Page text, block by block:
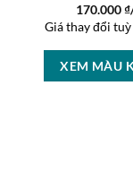
170.000
Giá thay đổi
XEM MÀU